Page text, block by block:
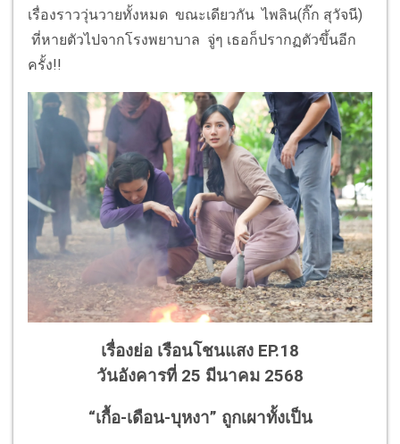
เรื่องราววุ่นวายทั้งหมด ขณะเดียวกัน ไพลิน(กิ๊ก สุวัจนี)
ที่หายตัวไปจากโรงพยาบาล จู่ๆ เธอก็ปรากฏตัวขึ้นอีก
ครั้ง!!
เรื่องย่อ เรือนโชนแสง EP.18
วันอังคารที่ 25 มีนาคม 2568
“เกื้อ-เดือน-บุหงา” ถูกเผาทั้งเป็น